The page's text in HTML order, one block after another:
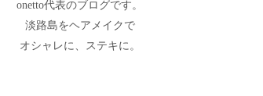
onetto代表のブログです。
淡路島をヘアメイクで
オシャレに、ステキに。